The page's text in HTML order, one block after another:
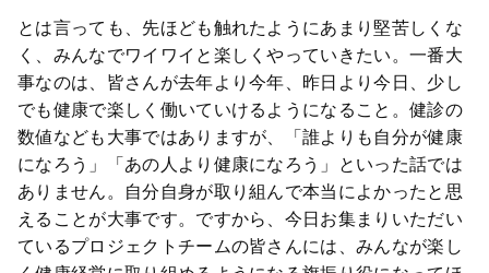
とは言っても、先ほども触れたようにあまり堅苦しくな
く、みんなでワイワイと楽しくやっていきたい。一番大
事なのは、皆さんが去年より今年、昨日より今日、少し
でも健康で楽しく働いていけるようになること。健診の
数値なども大事ではありますが、「誰よりも自分が健康
になろう」「あの人より健康になろう」といった話では
ありません。自分自身が取り組んで本当によかったと思
えることが大事です。ですから、今日お集まりいただい
ているプロジェクトチームの皆さんには、みんなが楽し